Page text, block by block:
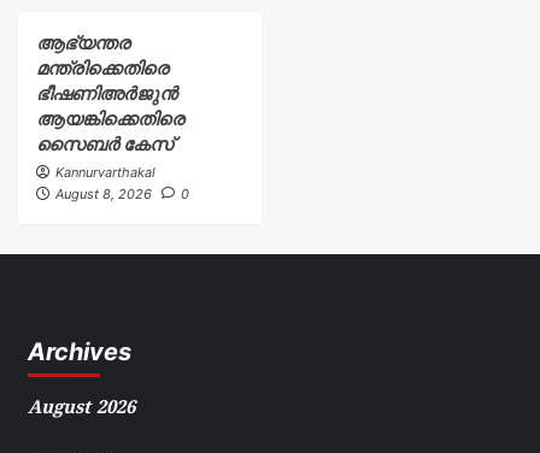
ആഭ്യന്തര
മന്ത്രിക്കെതിരെ
ഭീഷണിഅർജുൻ
ആയങ്കിക്കെതിരെ
സൈബർ കേസ്
Kannurvarthakal
August 8, 2026
0
Archives
August 2026